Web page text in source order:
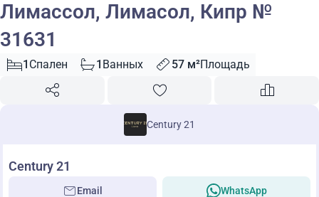
Лимассол, Лимасол, Кипр №
31631
1 Спален 1 Ванных 57 м²Площадь
Century 21
Century 21
Email WhatsApp